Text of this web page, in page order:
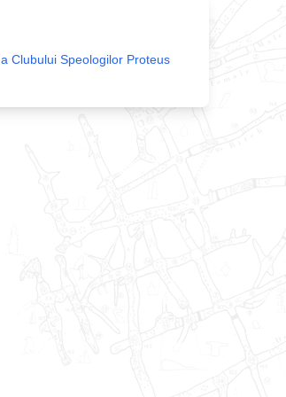
Clubului Speologilor Proteus